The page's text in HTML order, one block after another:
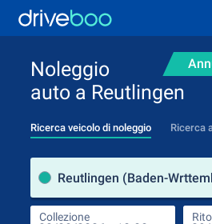
Noleggio
auto a Reutlingen
Ricerca veicolo di noleggio Ricerca
Collezione